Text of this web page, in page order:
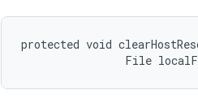
protected void
File